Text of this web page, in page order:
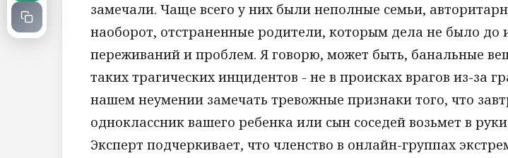
замечали. Чаще всего у них были неполные семьи,
наоборот, отстраненные родители, которым дела не было до
переживаний и проблем. Я говорю, может быть, банальные
таких трагических инцидентов - не в происках врагов из-за
нашем неумении замечать тревожные признаки того, что
одноклассник вашего ребенка или сын соседей возьмет в
Эксперт подчеркивает, что членство в онлайн-группах